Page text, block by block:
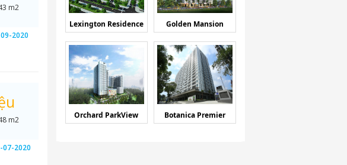
m2
2020
m2
07-2020
Lexington Residence Golden Mansion
Orchard ParkView Botanica Premier